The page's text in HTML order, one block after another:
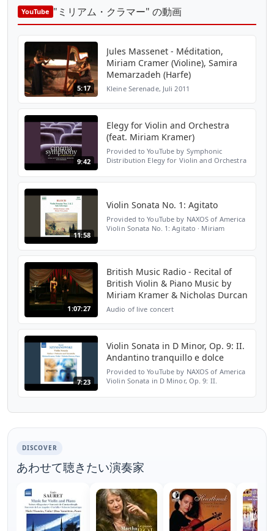
YouTube "ミリアム・クラマー" の動画
5:17
Jules Massenet - Méditation,
Miriam Cramer (Violine), Samira
Memarzadeh (Harfe)
Kleine Serenade, Juli 2011
9:42
Elegy for Violin and Orchestra
(feat. Miriam Kramer)
Provided to YouTube by Symphonic
Distribution Elegy for Violin and Orchestra
11:58
Violin Sonata No. 1: Agitato
Provided to YouTube by NAXOS of America
Violin Sonata No. 1: Agitato · Miriam
1:07:27
British Music Radio - Recital of
British Violin & Piano Music by
Miriam Kramer & Nicholas Durcan
Audio of live concert
7:23
Violin Sonata in D Minor, Op. 9: II.
Andantino tranquillo e dolce
Provided to YouTube by NAXOS of America
Violin Sonata in D Minor, Op. 9: II.
DISCOVER
あわせて聴きたい演奏家